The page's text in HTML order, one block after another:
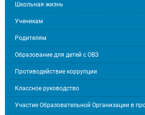
Школьная жизнь
Ученикам
Родителям
Образование для детей с ОВЗ
Противодействие коррупции
Классное руководство
Участие Образовательной Организации в